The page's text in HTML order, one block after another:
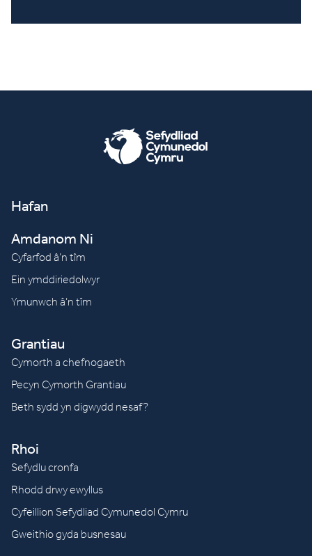
Hafan
Amdanom Ni
Cyfarfod â’n tîm
Ein ymddiriedolwyr
Ymunwch â’n tîm
Grantiau
Cymorth a chefnogaeth
Pecyn Cymorth Grantiau
Beth sydd yn digwydd nesaf?
Rhoi
Sefydlu cronfa
Rhodd drwy ewyllus
Cyfeillion Sefydliad Cymunedol Cymru
Gweithio gyda busnesau